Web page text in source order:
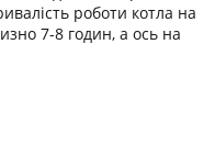
роботи котла на
7-8 годин, а ось на